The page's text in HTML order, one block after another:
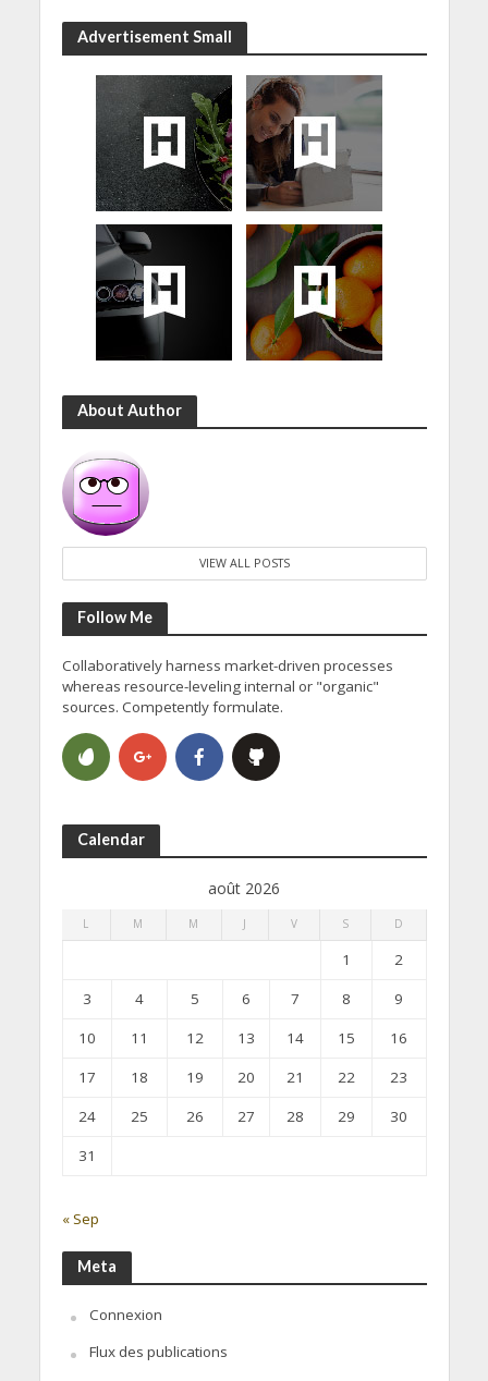
Advertisement Small
About Author
VIEW ALL POSTS
Follow Me
Collaboratively harness market-driven processes
whereas resource-leveling internal or "organic"
sources. Competently formulate.
Calendar
août 2026
L M M J V S D
1
2
3
4 5 6 7 8
9
10
11 12 13 14 15
16
17
18 19 20 21 22
23
24
25 26 27 28 29
30
31
« Sep
Meta
Connexion
Flux des publications